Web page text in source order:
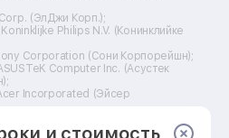
(ЭлДжи Корп.);
Philips N.V. (Конинклийке
Corporation (Сони Корпорейшн);
Computer Inc. (Асустек
Incorporated (Эйсер
Inc.(Делл Инк.);
Packard Group LLC (ЭйчПи
и стоимость